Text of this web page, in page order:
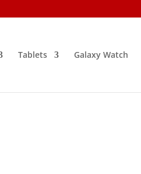
Tablets Galaxy Watch